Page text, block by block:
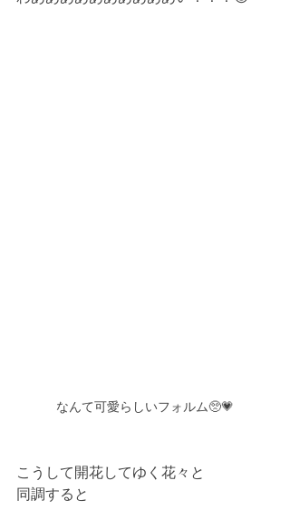
なんて可愛らしいフォルム🥺💗
こうして開花してゆく花々と
同調すると